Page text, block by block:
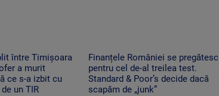
între Timișoara
a murit
ce s-a izbit cu
un TIR
Finanțele României se pregătesc
pentru cel de-al treilea test.
Standard & Poor’s decide dacă
scapăm de „junk”